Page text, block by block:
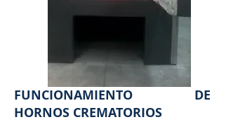
FUNCIONAMIENTO DE
HORNOS CREMATORIOS